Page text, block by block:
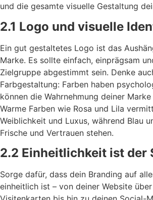
und die gesamte visuelle Gestaltung
2.1 Logo und visuelle
Ein gut gestaltetes Logo ist das
Marke. Es sollte einfach, einprägsam
Zielgruppe abgestimmt sein. Denke
Farbgestaltung: Farben haben
können die Wahrnehmung deiner
Warme Farben wie Rosa und Lila
Weiblichkeit und Luxus, während Blau
Frische und Vertrauen stehen.
2.2 Einheitlichkeit ist der
Sorge dafür, dass dein Branding auf
einheitlich ist – von deiner Website